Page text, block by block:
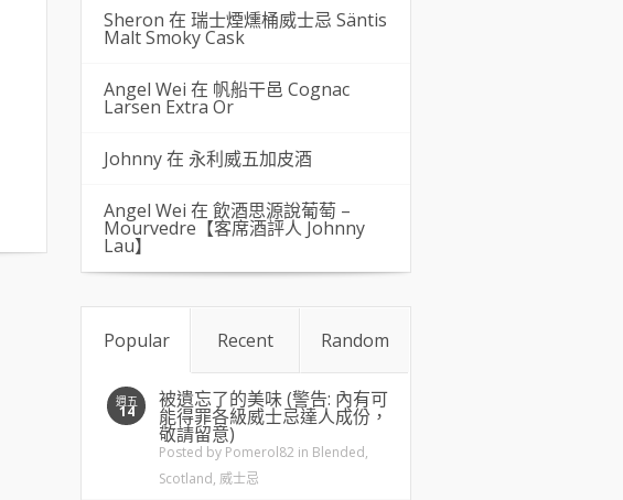
Sheron 在 瑞士煙燻桶威士忌 Säntis
Malt Smoky Cask
Angel Wei 在 帆船干邑 Cognac
Larsen Extra Or
Johnny 在 永利威五加皮酒
Angel Wei 在 飲酒思源說葡萄 –
Mourvedre【客席酒評人 Johnny
Lau】
Popular Recent Random
週五
14
被遺忘了的美味 (警告: 內有可
能得罪各級威士忌達人成份，
敬請留意)
Posted by Pomerol82 in Blended,
Scotland, 威士忌